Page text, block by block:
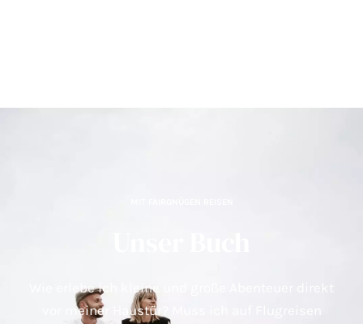
Wie erlebe ich kleine und große Abenteuer direkt
vor meiner Haustür? Muss ich auf Flugreisen